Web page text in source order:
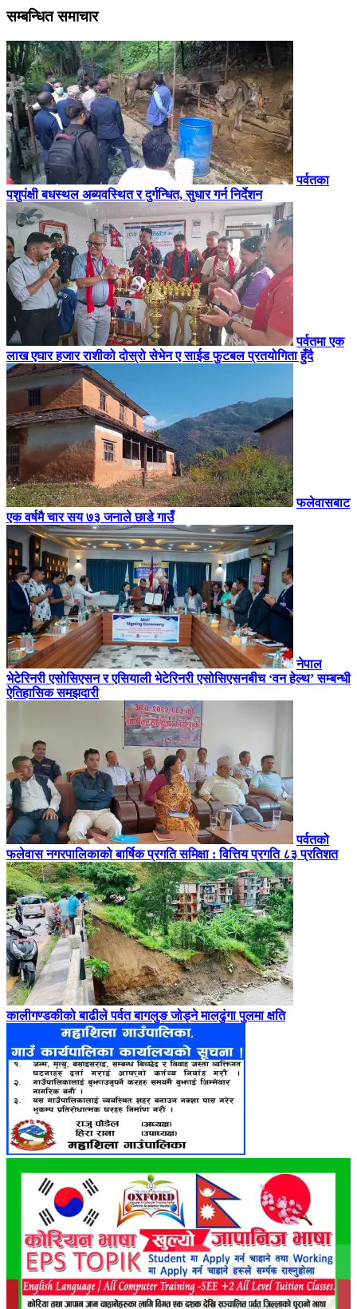
सम्बन्धित समाचार
पर्वतका
पशुपंक्षी बधस्थल अब्यवस्थित र दुर्गन्धित, सुधार गर्न निर्देशन
पर्वतमा एक
लाख एघार हजार राशीको दोस्रो सेभेन ए साईड फुटबल प्रतयोगिता हुँदै
फलेवासबाट
एक वर्षमै चार सय ७३ जनाले छाडे गाउँ
नेपाल
भेटेरिनरी एसोसिएसन र एसियाली भेटेरिनरी एसोसिएसनबीच ‘वन हेल्थ’ सम्बन्धी
ऐतिहासिक समझदारी
पर्वतको
फलेवास नगरपालिकाको बार्षिक प्रगति समिक्षा : वित्तिय प्रगति ८३ प्रतिशत
कालीगण्डकीको बाढीले पर्वत बागलुङ जोड्ने मालढुंगा पुलमा क्षति